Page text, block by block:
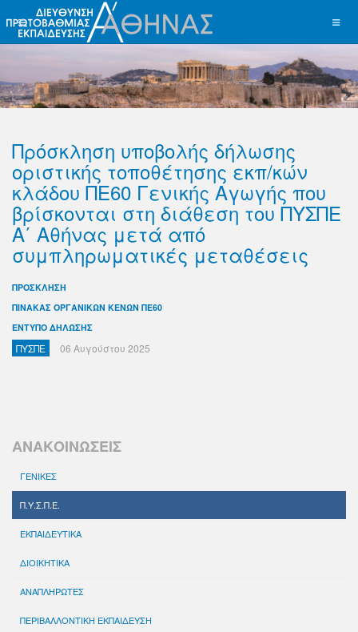
Πρόσκληση υποβολής δήλωσης
οριστικής τοποθέτησης εκπ/κών
κλάδου ΠΕ60 Γενικής Αγωγής που
βρίσκονται στη διάθεση του ΠΥΣΠΕ
Α΄ Αθήνας μετά από
συμπληρωματικές μεταθέσεις
ΠΡΟΣΚΛΗΣΗ
ΠΙΝΑΚΑΣ ΟΡΓΑΝΙΚΩΝ ΚΕΝΩΝ ΠΕ60
ΕΝΤΥΠΟ ΔΗΛΩΣΗΣ
ΠΥΣΠΕ 06 Αυγούστου 2025
ΑΝΑΚΟΙΝΩΣΕΙΣ
ΓΕΝΙΚΕΣ
Π.Υ.Σ.Π.Ε.
ΕΚΠΑΙΔΕΥΤΙΚΑ
ΔΙΟΙΚΗΤΙΚΑ
ΑΝΑΠΛΗΡΩΤΕΣ
ΠΕΡΙΒΑΛΛΟΝΤΙΚΗ ΕΚΠΑΙΔΕΥΣΗ